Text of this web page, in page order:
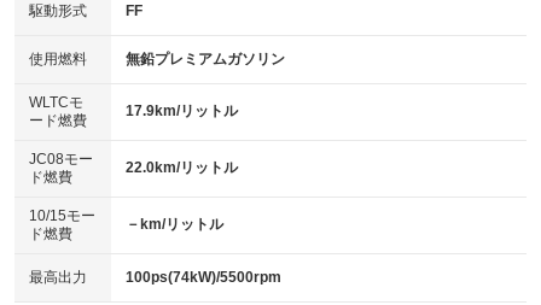
USB入力端子
：装備あり
100V電源
：装備なし
センターデフロック
：装備なし
電動格納ミラー
：装備あり
HID(キセノンライト)
：装備なし
バックカメラ
：装備あり
エアロ
：装備なし
：装備なし
パワーシート
ベンチシート
：装備なし
チップアップシート
：装備なし
駆動形式 FF
使用燃料 無鉛プレミアムガソリン
WLTCモ
ード燃費
17.9km/リットル
JC08モー
ド燃費
22.0km/リットル
10/15モー
ド燃費
－km/リットル
最高出力 100ps(74kW)/5500rpm